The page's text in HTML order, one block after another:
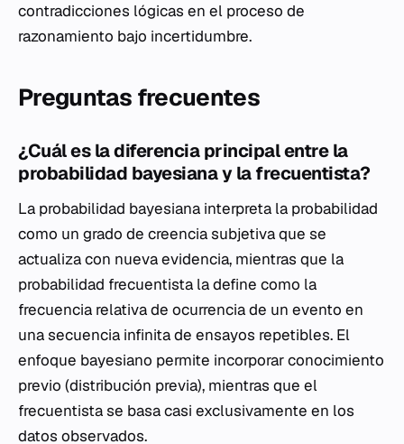
contradicciones lógicas en el proceso de
razonamiento bajo incertidumbre.
Preguntas frecuentes
¿Cuál es la diferencia principal entre la
probabilidad bayesiana y la frecuentista?
La probabilidad bayesiana interpreta la probabilidad
como un grado de creencia subjetiva que se
actualiza con nueva evidencia, mientras que la
probabilidad frecuentista la define como la
frecuencia relativa de ocurrencia de un evento en
una secuencia infinita de ensayos repetibles. El
enfoque bayesiano permite incorporar conocimiento
previo (distribución previa), mientras que el
frecuentista se basa casi exclusivamente en los
datos observados.